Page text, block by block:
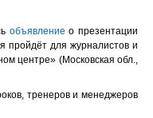
объявление о презентации
пройдёт для журналистов и
центре» (Московская обл.,
тренеров и менеджеров